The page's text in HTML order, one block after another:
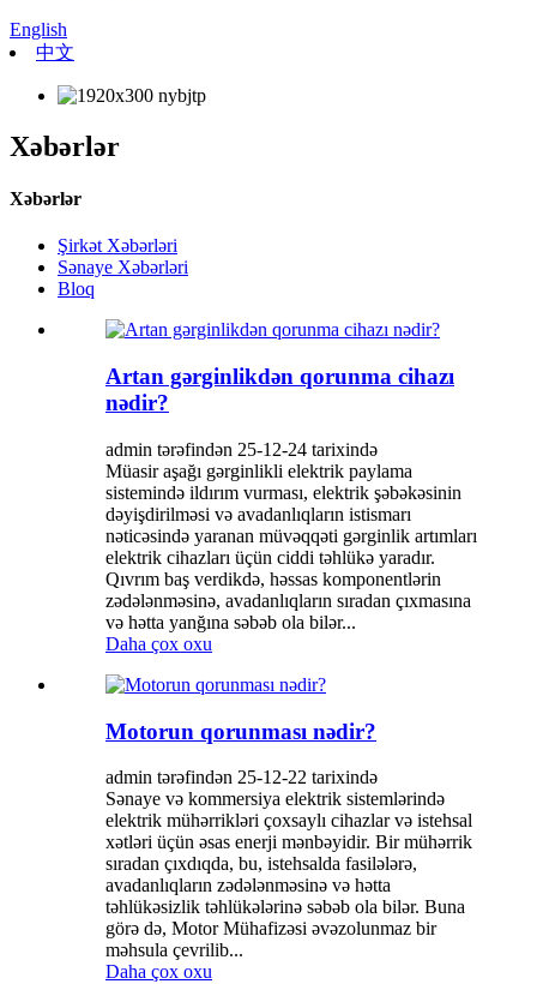
English
中文
Xəbərlər
Xəbərlər
Şirkət Xəbərləri
Sənaye Xəbərləri
Bloq
Artan gərginlikdən qorunma cihazı
nədir?
admin tərəfindən 25-12-24 tarixində
Müasir aşağı gərginlikli elektrik paylama
sistemində ildırım vurması, elektrik şəbəkəsinin
dəyişdirilməsi və avadanlıqların istismarı
nəticəsində yaranan müvəqqəti gərginlik artımları
elektrik cihazları üçün ciddi təhlükə yaradır.
Qıvrım baş verdikdə, həssas komponentlərin
zədələnməsinə, avadanlıqların sıradan çıxmasına
və hətta yanğına səbəb ola bilər...
Daha çox oxu
Motorun qorunması nədir?
admin tərəfindən 25-12-22 tarixində
Sənaye və kommersiya elektrik sistemlərində
elektrik mühərrikləri çoxsaylı cihazlar və istehsal
xətləri üçün əsas enerji mənbəyidir. Bir mühərrik
sıradan çıxdıqda, bu, istehsalda fasilələrə,
avadanlıqların zədələnməsinə və hətta
təhlükəsizlik təhlükələrinə səbəb ola bilər. Buna
görə də, Motor Mühafizəsi əvəzolunmaz bir
məhsula çevrilib...
Daha çox oxu